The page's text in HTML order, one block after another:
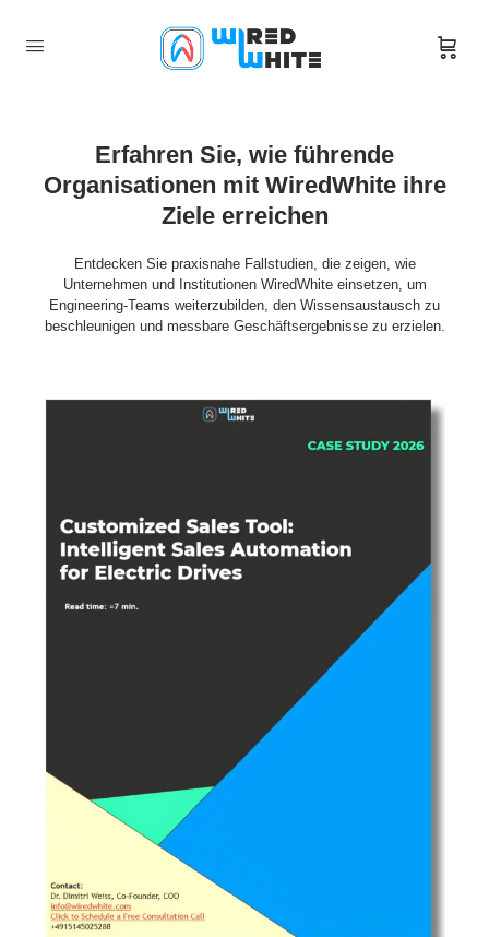
Erfahren Sie, wie führende
Organisationen mit WiredWhite ihre
Ziele erreichen
Entdecken Sie praxisnahe Fallstudien, die zeigen, wie
Unternehmen und Institutionen WiredWhite einsetzen, um
Engineering-Teams weiterzubilden, den Wissensaustausch zu
beschleunigen und messbare Geschäftsergebnisse zu erzielen.